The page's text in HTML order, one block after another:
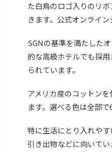
た白鳥のロゴ入りのリ
きます。公式オンライ
SGNの基準を満たした
的な高級ホテルでも採
られています。
アメリカ産のコットン
ます。選べる色は全部で6
特に生活にとり入れや
引き出物などに向いてい